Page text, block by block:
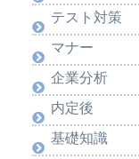
テスト対策
マナー
企業分析
内定後
基礎知識